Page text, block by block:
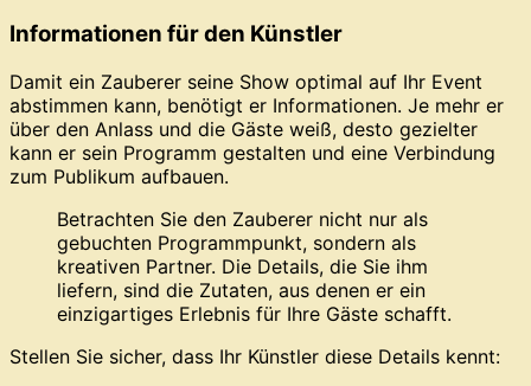
Informationen für den Künstler
Damit ein Zauberer seine Show optimal auf Ihr Event
abstimmen kann, benötigt er Informationen. Je mehr er
über den Anlass und die Gäste weiß, desto gezielter
kann er sein Programm gestalten und eine Verbindung
zum Publikum aufbauen.
Betrachten Sie den Zauberer nicht nur als
gebuchten Programmpunkt, sondern als
kreativen Partner. Die Details, die Sie ihm
liefern, sind die Zutaten, aus denen er ein
einzigartiges Erlebnis für Ihre Gäste schafft.
Stellen Sie sicher, dass Ihr Künstler diese Details kennt: